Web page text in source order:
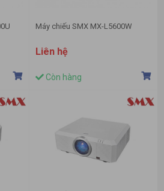
Máy chiếu SMX MX-L5600W
Liên hệ
Còn hàng